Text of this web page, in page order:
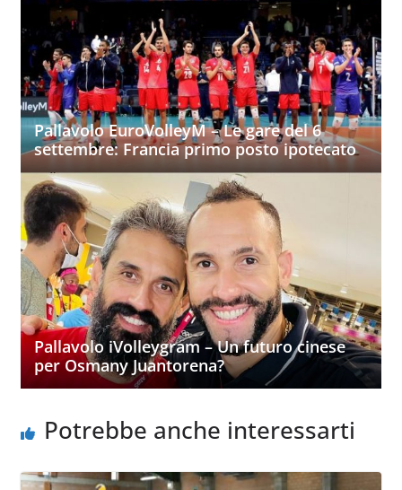
Pallavolo EuroVolleyM – Le gare del 6
settembre: Francia primo posto ipotecato
Pallavolo iVolleygram – Un futuro cinese
per Osmany Juantorena?
Potrebbe anche interessarti